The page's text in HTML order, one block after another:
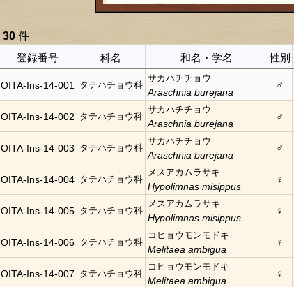
30件
登録番号
科名 和名・学名 性別
OITA-Ins-14-001 タテハチョウ科
サカハチチョウ
Araschnia burejana
♂
OITA-Ins-14-002 タテハチョウ科
サカハチチョウ
Araschnia burejana
♂
OITA-Ins-14-003 タテハチョウ科
サカハチチョウ
Araschnia burejana
♂
OITA-Ins-14-004 タテハチョウ科
メスアカムラサキ
Hypolimnas misippus
♀
OITA-Ins-14-005 タテハチョウ科
メスアカムラサキ
Hypolimnas misippus
♀
OITA-Ins-14-006 タテハチョウ科
コヒョウモンモドキ
Melitaea ambigua
♀
OITA-Ins-14-007 タテハチョウ科
コヒョウモンモドキ
Melitaea ambigua
♀